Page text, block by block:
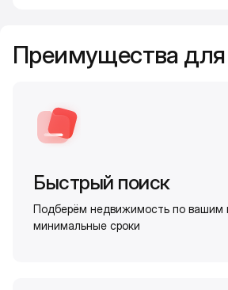
Преимущества для
Быстрый поиск
Подберём недвижимость по вашим
минимальные сроки